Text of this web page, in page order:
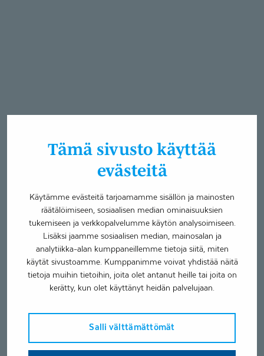
Tämä sivusto käyttää
evästeitä
Käytämme evästeitä tarjoamamme sisällön ja mainosten
räätälöimiseen, sosiaalisen median ominaisuuksien
tukemiseen ja verkkopalvelumme käytön analysoimiseen.
Lisäksi jaamme sosiaalisen median, mainosalan ja
analytiikka-alan kumppaneillemme tietoja siitä, miten
käytät sivustoamme. Kumppanimme voivat yhdistää näitä
tietoja muihin tietoihin, joita olet antanut heille tai joita on
kerätty, kun olet käyttänyt heidän palvelujaan.
Salli välttämättömät